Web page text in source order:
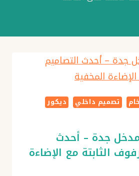
تصميم داخلي
ديكور
جدة – أحدث
الثابتة مع الإضاءة